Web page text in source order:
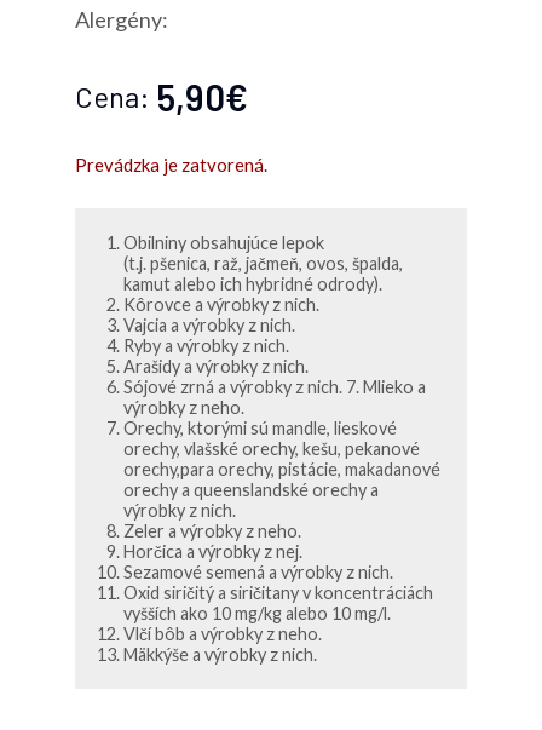
Alergény:
Cena: 5,90€
Prevádzka je zatvorená.
Obilniny obsahujúce lepok
(t.j. pšenica, raž, jačmeň, ovos, špalda,
kamut alebo ich hybridné odrody).
Kôrovce a výrobky z nich.
Vajcia a výrobky z nich.
Ryby a výrobky z nich.
Arašidy a výrobky z nich.
Sójové zrná a výrobky z nich. 7. Mlieko a
výrobky z neho.
Orechy, ktorými sú mandle, lieskové
orechy, vlašské orechy, kešu, pekanové
orechy,para orechy, pistácie, makadanové
orechy a queenslandské orechy a
výrobky z nich.
Zeler a výrobky z neho.
Horčica a výrobky z nej.
Sezamové semená a výrobky z nich.
Oxid siričitý a siričitany v koncentráciách
vyšších ako 10 mg/kg alebo 10 mg/l.
Vlčí bôb a výrobky z neho.
Mäkkýše a výrobky z nich.